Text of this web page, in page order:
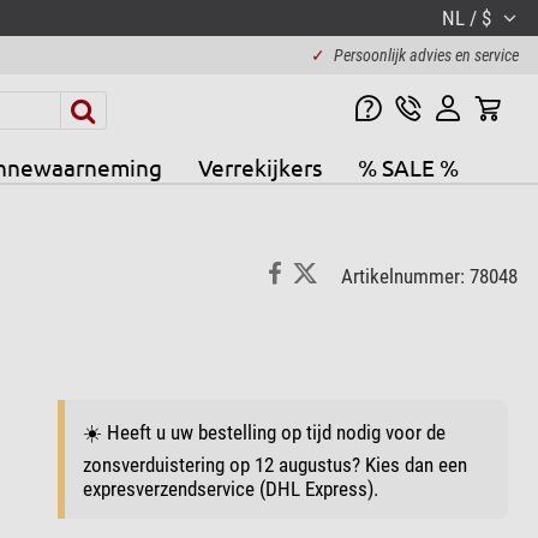
NL / $
✓ Persoonlijk advies en service
Verrekijkers % SALE %
Artikelnummer: 78048
☀️ Heeft u uw bestelling op tijd nodig voor de
zonsverduistering op 12 augustus? Kies dan een
expresverzendservice (DHL Express).